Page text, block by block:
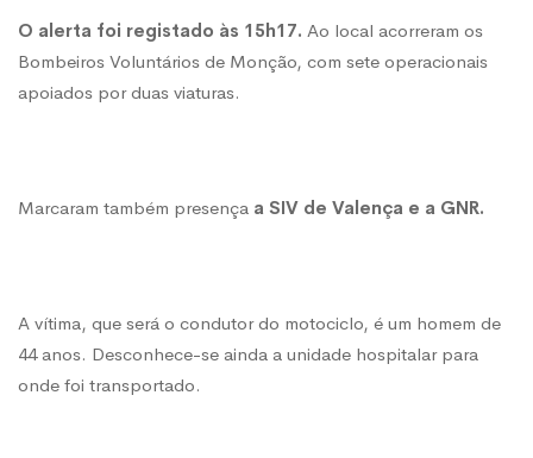
O alerta foi registado às 15h17. Ao local acorreram os
Bombeiros Voluntários de Monção, com sete operacionais
apoiados por duas viaturas.
Marcaram também presença a SIV de Valença e a GNR.
A vítima, que será o condutor do motociclo, é um homem de
44 anos. Desconhece-se ainda a unidade hospitalar para
onde foi transportado.